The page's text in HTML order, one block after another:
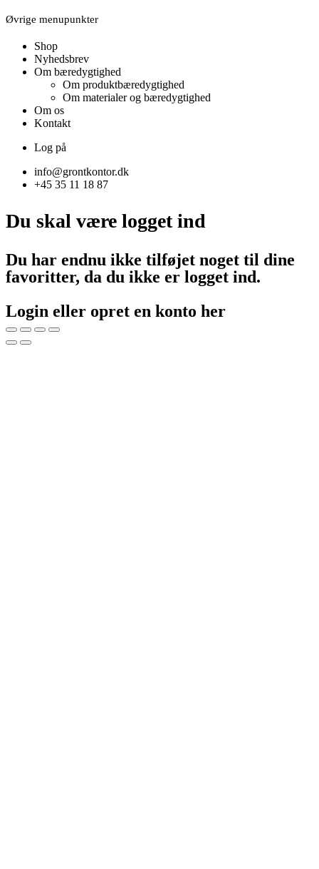
Øvrige menupunkter
Shop
Nyhedsbrev
Om bæredygtighed
Om produktbæredygtighed
Om materialer og bæredygtighed
Om os
Kontakt
Log på
info@grontkontor.dk
+45 35 11 18 87
Du skal være logget ind
Du har endnu ikke tilføjet noget til dine
favoritter, da du ikke er logget ind.
Login eller opret en konto her